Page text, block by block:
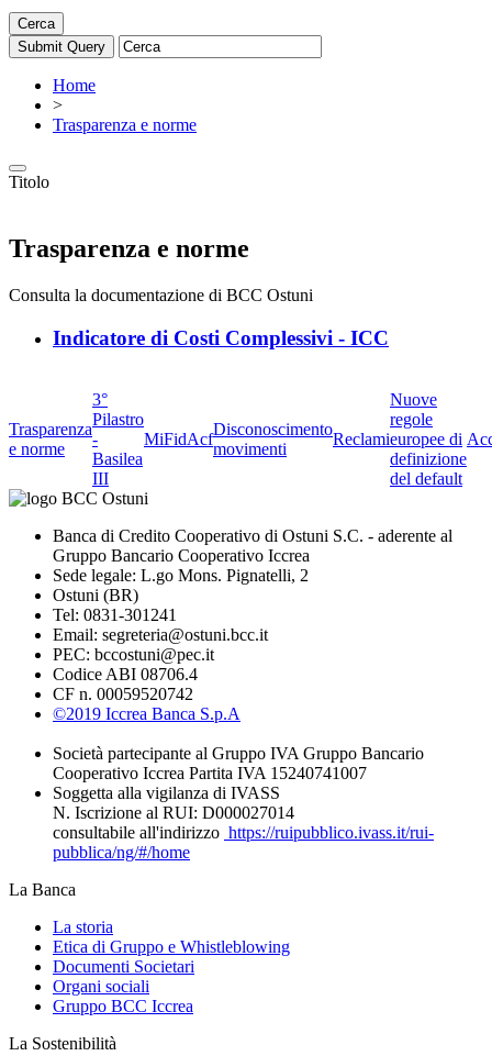
Cerca
Home
>
Trasparenza e norme
Titolo
Trasparenza e norme
Consulta la documentazione di BCC Ostuni
Indicatore di Costi Complessivi - ICC
Trasparenza
e norme
3°
Pilastro
-
Basilea
III
MiFidAcf
Disconoscimento
movimenti
Reclami
Nuove
regole
europee di
definizione
del default
Banca di Credito Cooperativo di Ostuni S.C. - aderente al
Gruppo Bancario Cooperativo Iccrea
Sede legale: L.go Mons. Pignatelli, 2
Ostuni (BR)
Tel: 0831-301241
Email: segreteria@ostuni.bcc.it
PEC: bccostuni@pec.it
Codice ABI 08706.4
CF n. 00059520742
©2019 Iccrea Banca S.p.A
Società partecipante al Gruppo IVA Gruppo Bancario
Cooperativo Iccrea Partita IVA 15240741007
Soggetta alla vigilanza di IVASS
N. Iscrizione al RUI: D000027014
consultabile all'indirizzo https://ruipubblico.ivass.it/rui-
pubblica/ng/#/home
La Banca
La storia
Etica di Gruppo e Whistleblowing
Documenti Societari
Organi sociali
Gruppo BCC Iccrea
La Sostenibilità